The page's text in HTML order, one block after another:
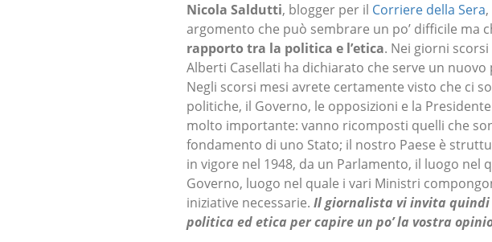
Nicola Saldutti, blogger per il Corriere della Sera
argomento che può sembrare un po’ difficile ma
rapporto tra la politica e l’etica. Nei giorni
Alberti Casellati ha dichiarato che serve un
Negli scorsi mesi avrete certamente visto che ci
politiche, il Governo, le opposizioni e la
molto importante: vanno ricomposti quelli che
fondamento di uno Stato; il nostro Paese è
in vigore nel 1948, da un Parlamento, il luogo nel
Governo, luogo nel quale i vari Ministri
iniziative necessarie. Il giornalista vi invita
politica ed etica per capire un po’ la vostra